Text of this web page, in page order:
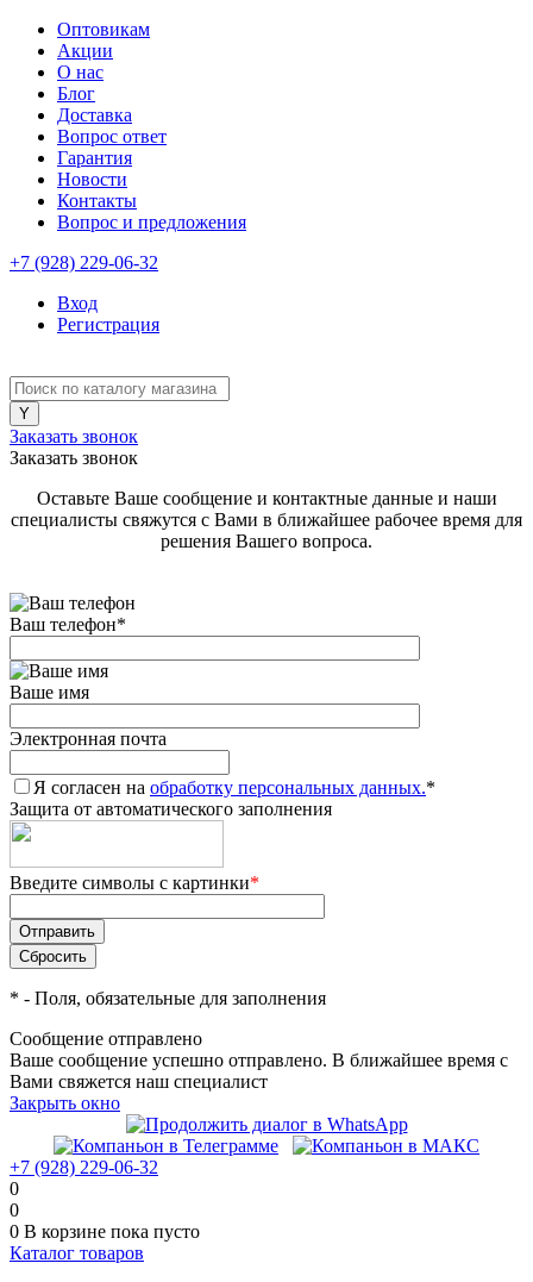
Оптовикам
Акции
О нас
Блог
Доставка
Вопрос ответ
Гарантия
Новости
Контакты
Вопрос и предложения
+7 (928) 229-06-32
Вход
Регистрация
Заказать звонок
Заказать звонок
Оставьте Ваше сообщение и контактные данные и наши
специалисты свяжутся с Вами в ближайшее рабочее время для
решения Вашего вопроса.
Ваш телефон*
Ваше имя
Электронная почта
Я согласен на обработку персональных данных.*
Защита от автоматического заполнения
Введите символы с картинки*
* - Поля, обязательные для заполнения
Сообщение отправлено
Ваше сообщение успешно отправлено. В ближайшее время с
Вами свяжется наш специалист
Закрыть окно
+7 (928) 229-06-32
0
0
0 В корзине пока пусто
Каталог товаров